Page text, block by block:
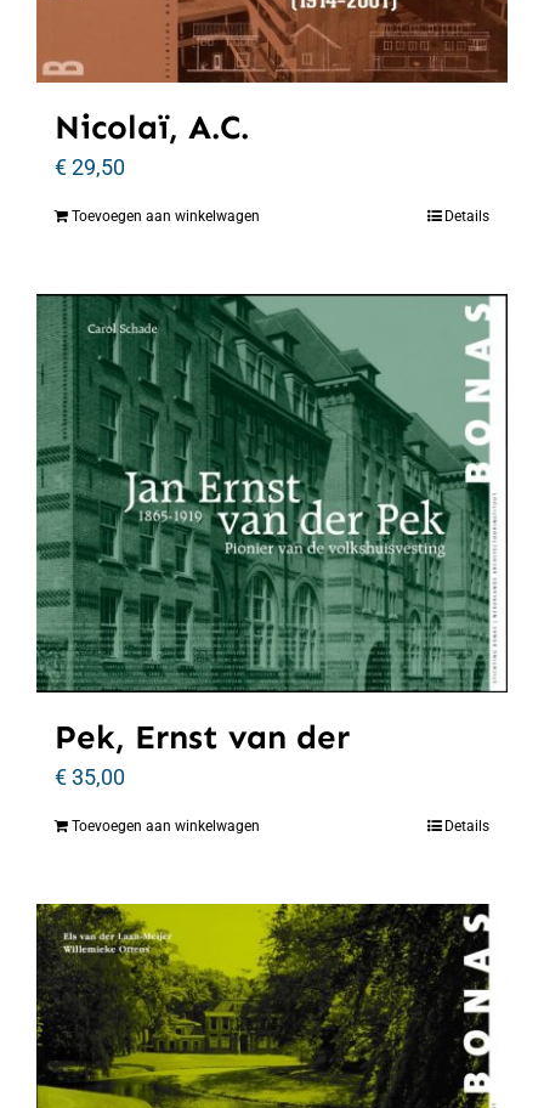
Nicolaï, A.C.
€29,50
Toevoegen aan winkelwagen Details
Pek, Ernst van der
€35,00
Toevoegen aan winkelwagen Details